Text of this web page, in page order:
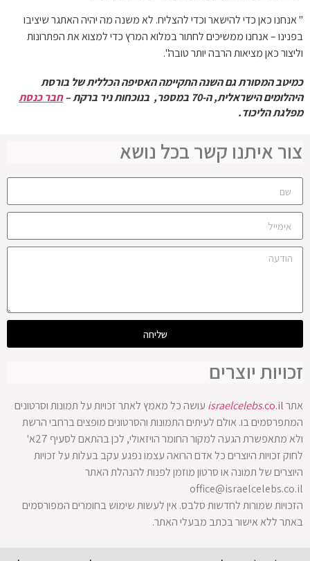
" אנחנו כאן כדי להישאר וכדי להצליח. לא משנה מה יהיה האתגר שיציבו
בפנינו – אנחנו ממשיכים לחתור במלוא המרץ כדי למצוא את הפתרונות
וליצור כאן מציאות הרבה יותר טובה".
כמיטב המסורת גם השנה התקיימה האסיפה הכללית של בורסת
היהלומים הישראלית, ה-70 במספר, בנוכחות ניר ברקת –
חבר כנסת
מפלגת הליכוד.
צור איתנו קשר בכל נושא
שליחה
זכויות יוצרים
אתר israelcelebs.co.il
עושה כל מאמץ לאתר זכויות על תמונות וסרטונים
המתפרסמים בו. אולם לעיתים התמונות והסרטונים מופצים ברחבי הרשת
ולא מתאפשרת הגעה למקור החומר הויזאולי, לכן בהתאם לסעיף 27א'
לחוק זכויות היוצרים כל אדם הרואה עצמו נפגע עקב בעלות על זכויות
היוצרים של תמונה או סרטון מוזמן לפנות להנהלת האתר
office@israelcelebs.co.il
הזכויות שמורות לחדשות סלבס. אין לעשות שימוש בחומרים המפורסמים
באתר ללא אישור בכתב מבעלי האתר.